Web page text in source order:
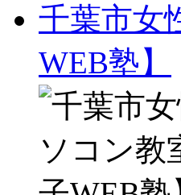
千葉市女
WEB塾】